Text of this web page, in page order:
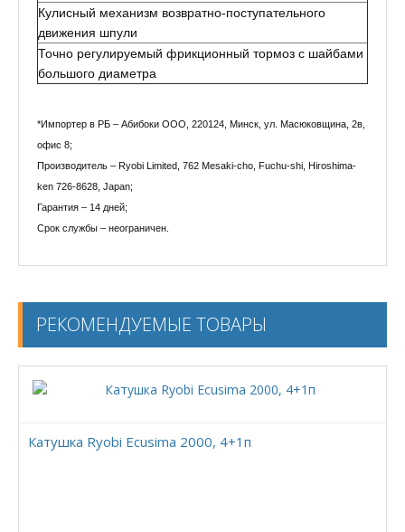
Кулисный механизм возвратно-поступательного
движения шпули
Точно регулируемый фрикционный тормоз с шайбами
большого диаметра
*Импортер в РБ – Абибоки ООО, 220124, Минск, ул. Масюковщина, 2в,
офис 8;
Производитель – Ryobi Limited, 762 Mesaki-cho, Fuchu-shi, Hiroshima-
ken 726-8628, Japan;
Гарантия – 14 дней;
Срок службы – неограничен.
РЕКОМЕНДУЕМЫЕ ТОВАРЫ
Катушка Ryobi Ecusima 2000, 4+1п